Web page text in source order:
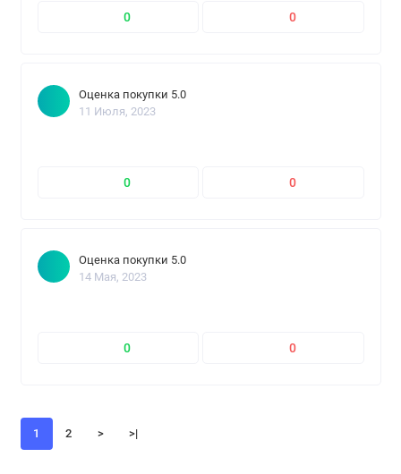
0 0
Оценка покупки 5.0
11 Июля, 2023
0 0
Оценка покупки 5.0
14 Мая, 2023
0 0
1 2 > >|